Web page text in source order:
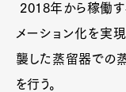
2018年から稼働す
メーション化を実
襲した蒸留器での
を行う。